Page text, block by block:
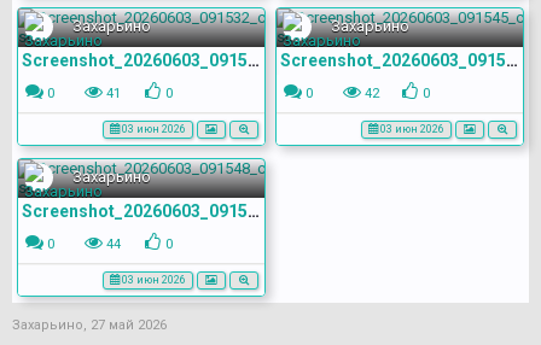
Захарьино
Screenshot_20260603_091532_com.yandex.browser
0 41 0
03 июн 2026
Захарьино
Screenshot_20260603_091545_com.yandex.browser
0 42 0
03 июн 2026
Захарьино
Screenshot_20260603_091548_com.yandex.browser
0 44 0
03 июн 2026
Захарьино, 27 май 2026